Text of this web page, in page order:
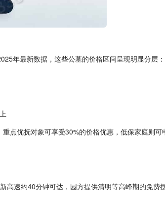
年最新数据，这些公墓的价格区间呈现明显分层：
优抚对象可享受30%的价格优惠，低保家庭则可
速约40分钟可达，园方提供清明等高峰期的免费